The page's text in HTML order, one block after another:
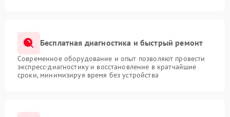
Бесплатная диагностика и быстрый ремонт
Современное оборудование и опыт позволяют провести
экспресс-диагностику и восстановление в кратчайшие
сроки, минимизируя время без устройства